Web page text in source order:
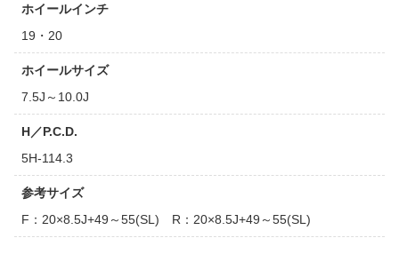
ホイールインチ
19・20
ホイールサイズ
7.5J～10.0J
H／P.C.D.
5H-114.3
参考サイズ
F：20×8.5J+49～55(SL) R：20×8.5J+49～55(SL)